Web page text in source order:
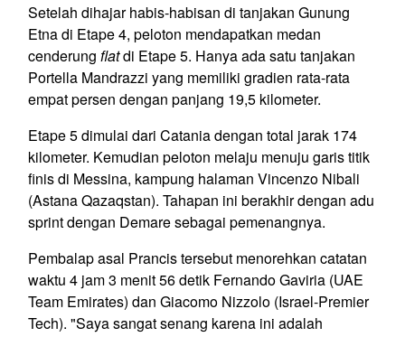
Setelah dihajar habis-habisan di tanjakan Gunung
Etna di Etape 4, peloton mendapatkan medan
cenderung flatdi Etape 5. Hanya ada satu tanjakan
Portella Mandrazzi yang memiliki gradien rata-rata
empat persen dengan panjang 19,5 kilometer.
Etape 5 dimulai dari Catania dengan total jarak 174
kilometer. Kemudian peloton melaju menuju garis titik
finis di Messina, kampung halaman Vincenzo Nibali
(Astana Qazaqstan). Tahapan ini berakhir dengan adu
sprint dengan Demare sebagai pemenangnya.
Pembalap asal Prancis tersebut menorehkan catatan
waktu 4 jam 3 menit 56 detik Fernando Gaviria (UAE
Team Emirates) dan Giacomo Nizzolo (Israel-Premier
Tech). "Saya sangat senang karena ini adalah